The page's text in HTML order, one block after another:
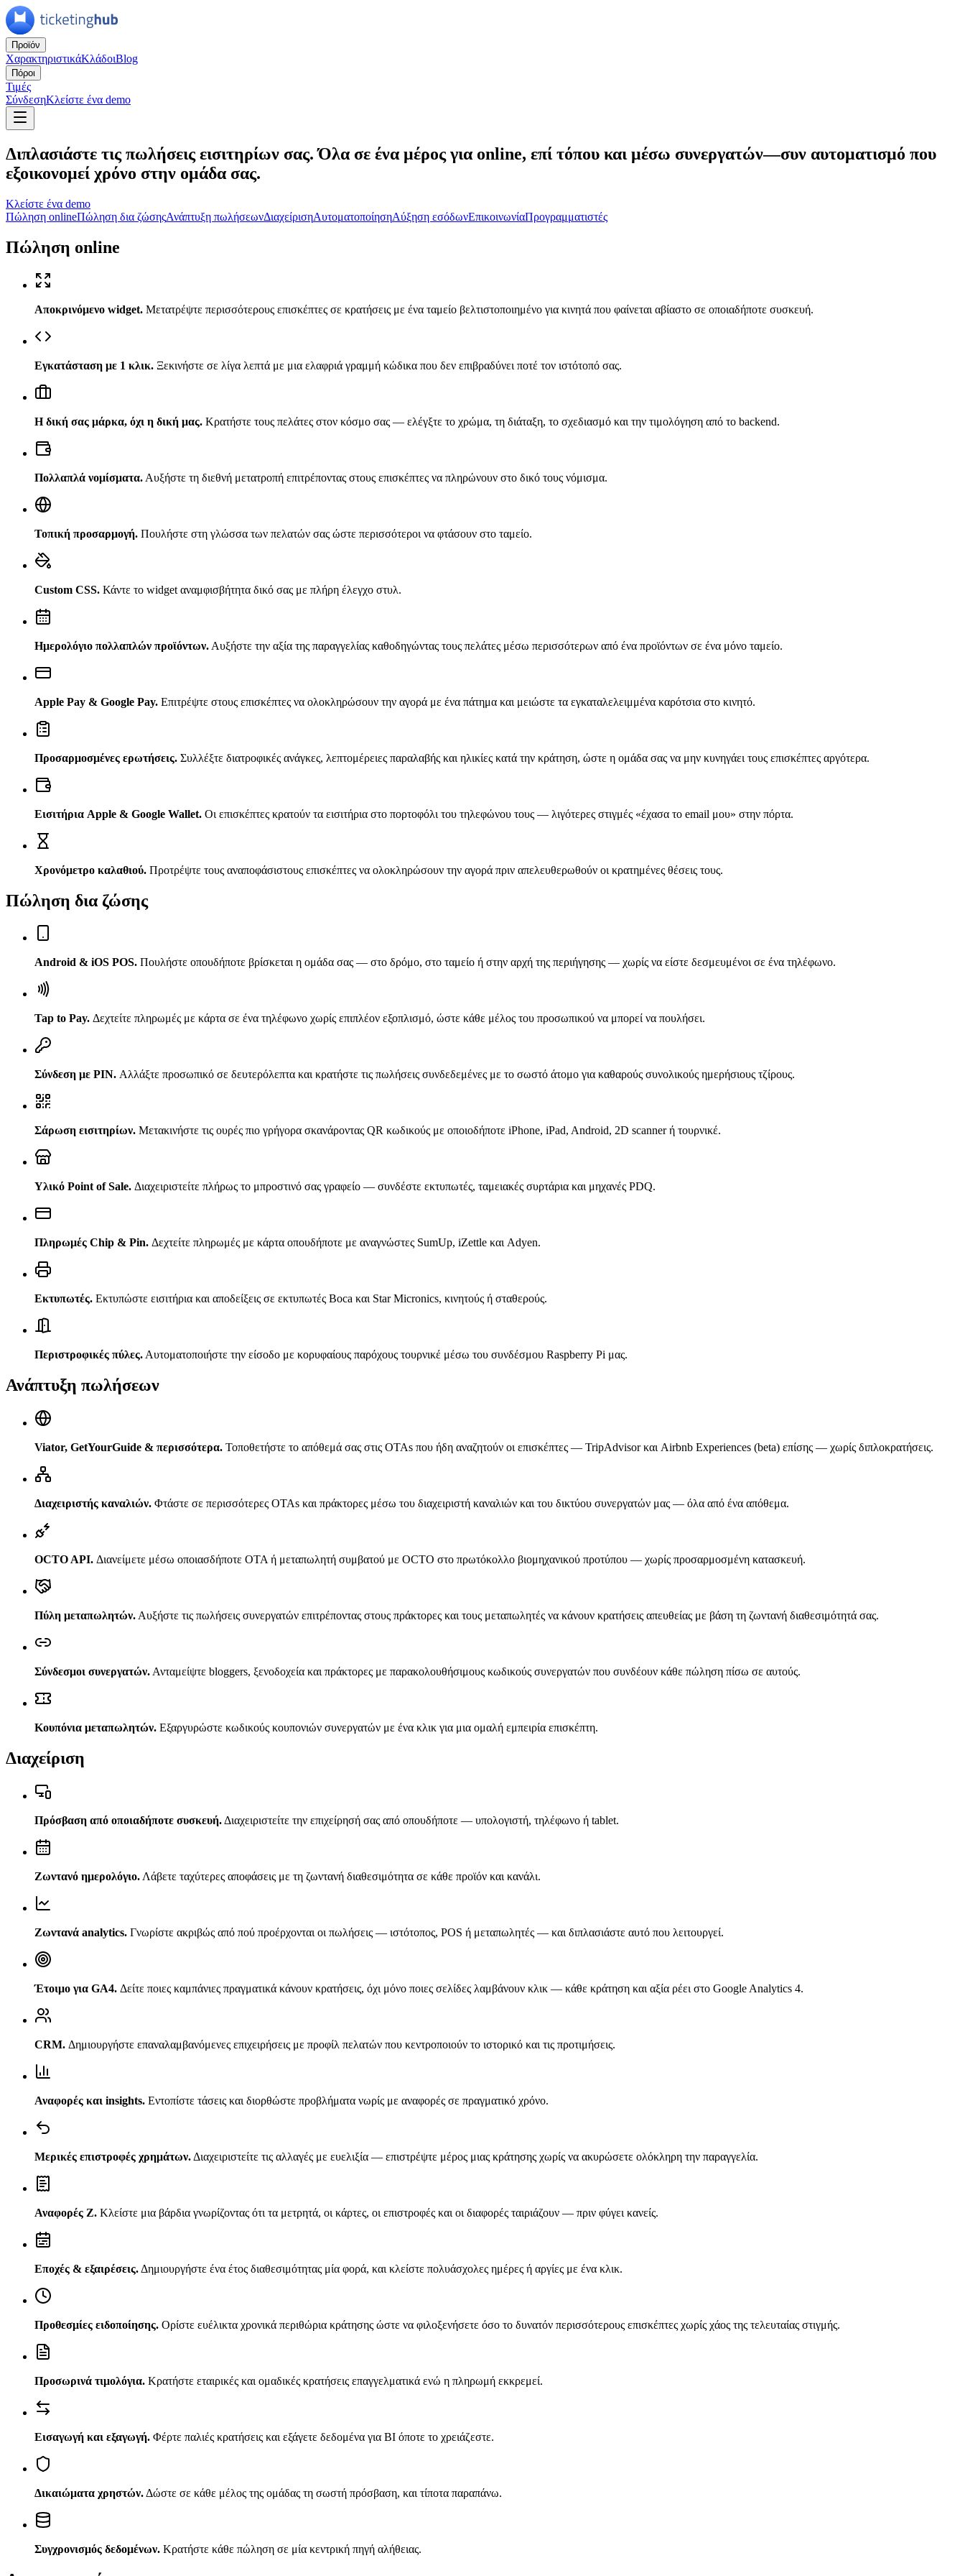
Προϊόν
ΧαρακτηριστικάΚλάδοιBlog
Πόροι
Τιμές
ΣύνδεσηΚλείστε ένα demo
Διπλασιάστε τις πωλήσεις εισιτηρίων σας. Όλα σε ένα μέρος για online, επί τόπου και μέσω συνεργατών—συν αυτοματισμό που
εξοικονομεί χρόνο στην ομάδα σας.
Κλείστε ένα demo
Πώληση onlineΠώληση δια ζώσηςΑνάπτυξη πωλήσεωνΔιαχείρισηΑυτοματοποίησηΑύξηση εσόδωνΕπικοινωνίαΠρογραμματιστές
Πώληση online
Αποκρινόμενο widget. Μετατρέψτε περισσότερους επισκέπτες σε κρατήσεις με ένα ταμείο βελτιστοποιημένο για κινητά που φαίνεται αβίαστο σε οποιαδήποτε συσκευή.
Εγκατάσταση με 1 κλικ. Ξεκινήστε σε λίγα λεπτά με μια ελαφριά γραμμή κώδικα που δεν επιβραδύνει ποτέ τον ιστότοπό σας.
Η δική σας μάρκα, όχι η δική μας. Κρατήστε τους πελάτες στον κόσμο σας — ελέγξτε το χρώμα, τη διάταξη, το σχεδιασμό και την τιμολόγηση από το backend.
Πολλαπλά νομίσματα. Αυξήστε τη διεθνή μετατροπή επιτρέποντας στους επισκέπτες να πληρώνουν στο δικό τους νόμισμα.
Τοπική προσαρμογή. Πουλήστε στη γλώσσα των πελατών σας ώστε περισσότεροι να φτάσουν στο ταμείο.
Custom CSS. Κάντε το widget αναμφισβήτητα δικό σας με πλήρη έλεγχο στυλ.
Ημερολόγιο πολλαπλών προϊόντων. Αυξήστε την αξία της παραγγελίας καθοδηγώντας τους πελάτες μέσω περισσότερων από ένα προϊόντων σε ένα μόνο ταμείο.
Apple Pay & Google Pay. Επιτρέψτε στους επισκέπτες να ολοκληρώσουν την αγορά με ένα πάτημα και μειώστε τα εγκαταλελειμμένα καρότσια στο κινητό.
Προσαρμοσμένες ερωτήσεις. Συλλέξτε διατροφικές ανάγκες, λεπτομέρειες παραλαβής και ηλικίες κατά την κράτηση, ώστε η ομάδα σας να μην κυνηγάει τους επισκέπτες αργότερα.
Εισιτήρια Apple & Google Wallet. Οι επισκέπτες κρατούν τα εισιτήρια στο πορτοφόλι του τηλεφώνου τους — λιγότερες στιγμές «έχασα το email μου» στην πόρτα.
Χρονόμετρο καλαθιού. Προτρέψτε τους αναποφάσιστους επισκέπτες να ολοκληρώσουν την αγορά πριν απελευθερωθούν οι κρατημένες θέσεις τους.
Πώληση δια ζώσης
Android & iOS POS. Πουλήστε οπουδήποτε βρίσκεται η ομάδα σας — στο δρόμο, στο ταμείο ή στην αρχή της περιήγησης — χωρίς να είστε δεσμευμένοι σε ένα τηλέφωνο.
Tap to Pay. Δεχτείτε πληρωμές με κάρτα σε ένα τηλέφωνο χωρίς επιπλέον εξοπλισμό, ώστε κάθε μέλος του προσωπικού να μπορεί να πουλήσει.
Σύνδεση με PIN. Αλλάξτε προσωπικό σε δευτερόλεπτα και κρατήστε τις πωλήσεις συνδεδεμένες με το σωστό άτομο για καθαρούς συνολικούς ημερήσιους τζίρους.
Σάρωση εισιτηρίων. Μετακινήστε τις ουρές πιο γρήγορα σκανάροντας QR κωδικούς με οποιοδήποτε iPhone, iPad, Android, 2D scanner ή τουρνικέ.
Υλικό Point of Sale. Διαχειριστείτε πλήρως το μπροστινό σας γραφείο — συνδέστε εκτυπωτές, ταμειακές συρτάρια και μηχανές PDQ.
Πληρωμές Chip & Pin. Δεχτείτε πληρωμές με κάρτα οπουδήποτε με αναγνώστες SumUp, iZettle και Adyen.
Εκτυπωτές. Εκτυπώστε εισιτήρια και αποδείξεις σε εκτυπωτές Boca και Star Micronics, κινητούς ή σταθερούς.
Περιστροφικές πύλες.Αυτοματοποιήστε την είσοδο με κορυφαίους παρόχους τουρνικέ μέσω του συνδέσμου Raspberry Pi μας.
Ανάπτυξη πωλήσεων
Viator, GetYourGuide & περισσότερα. Τοποθετήστε το απόθεμά σας στις OTAs που ήδη αναζητούν οι επισκέπτες — TripAdvisor και Airbnb Experiences (beta) επίσης — χωρίς διπλοκρατήσεις.
Διαχειριστής καναλιών. Φτάστε σε περισσότερες OTAs και πράκτορες μέσω του διαχειριστή καναλιών και του δικτύου συνεργατών μας — όλα από ένα απόθεμα.
OCTO API. Διανείμετε μέσω οποιασδήποτε OTA ή μεταπωλητή συμβατού με OCTO στο πρωτόκολλο βιομηχανικού προτύπου — χωρίς προσαρμοσμένη κατασκευή.
Πύλη μεταπωλητών. Αυξήστε τις πωλήσεις συνεργατών επιτρέποντας στους πράκτορες και τους μεταπωλητές να κάνουν κρατήσεις απευθείας με βάση τη ζωντανή διαθεσιμότητά σας.
Σύνδεσμοι συνεργατών. Ανταμείψτε bloggers, ξενοδοχεία και πράκτορες με παρακολουθήσιμους κωδικούς συνεργατών που συνδέουν κάθε πώληση πίσω σε αυτούς.
Κουπόνια μεταπωλητών. Εξαργυρώστε κωδικούς κουπονιών συνεργατών με ένα κλικ για μια ομαλή εμπειρία επισκέπτη.
Διαχείριση
Πρόσβαση από οποιαδήποτε συσκευή. Διαχειριστείτε την επιχείρησή σας από οπουδήποτε — υπολογιστή, τηλέφωνο ή tablet.
Ζωντανό ημερολόγιο. Λάβετε ταχύτερες αποφάσεις με τη ζωντανή διαθεσιμότητα σε κάθε προϊόν και κανάλι.
Ζωντανά analytics. Γνωρίστε ακριβώς από πού προέρχονται οι πωλήσεις — ιστότοπος, POS ή μεταπωλητές — και διπλασιάστε αυτό που λειτουργεί.
Έτοιμο για GA4. Δείτε ποιες καμπάνιες πραγματικά κάνουν κρατήσεις, όχι μόνο ποιες σελίδες λαμβάνουν κλικ — κάθε κράτηση και αξία ρέει στο Google Analytics 4.
CRM. Δημιουργήστε επαναλαμβανόμενες επιχειρήσεις με προφίλ πελατών που κεντροποιούν το ιστορικό και τις προτιμήσεις.
Αναφορές και insights. Εντοπίστε τάσεις και διορθώστε προβλήματα νωρίς με αναφορές σε πραγματικό χρόνο.
Μερικές επιστροφές χρημάτων. Διαχειριστείτε τις αλλαγές με ευελιξία — επιστρέψτε μέρος μιας κράτησης χωρίς να ακυρώσετε ολόκληρη την παραγγελία.
Αναφορές Ζ. Κλείστε μια βάρδια γνωρίζοντας ότι τα μετρητά, οι κάρτες, οι επιστροφές και οι διαφορές ταιριάζουν — πριν φύγει κανείς.
Εποχές & εξαιρέσεις. Δημιουργήστε ένα έτος διαθεσιμότητας μία φορά, και κλείστε πολυάσχολες ημέρες ή αργίες με ένα κλικ.
Προθεσμίες ειδοποίησης. Ορίστε ευέλικτα χρονικά περιθώρια κράτησης ώστε να φιλοξενήσετε όσο το δυνατόν περισσότερους επισκέπτες χωρίς χάος της τελευταίας στιγμής.
Προσωρινά τιμολόγια. Κρατήστε εταιρικές και ομαδικές κρατήσεις επαγγελματικά ενώ η πληρωμή εκκρεμεί.
Εισαγωγή και εξαγωγή. Φέρτε παλιές κρατήσεις και εξάγετε δεδομένα για BI όποτε το χρειάζεστε.
Δικαιώματα χρηστών. Δώστε σε κάθε μέλος της ομάδας τη σωστή πρόσβαση, και τίποτα παραπάνω.
Συγχρονισμός δεδομένων. Κρατήστε κάθε πώληση σε μία κεντρική πηγή αλήθειας.